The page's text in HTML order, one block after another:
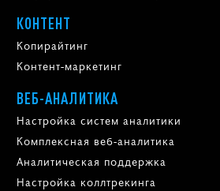
КОНТЕНТ
Копирайтинг
Контент-маркетинг
ВЕБ-АНАЛИТИКА
Настройка систем аналитики
Комплексная веб-аналитика
Аналитическая поддержка
Настройка коллтрекинга